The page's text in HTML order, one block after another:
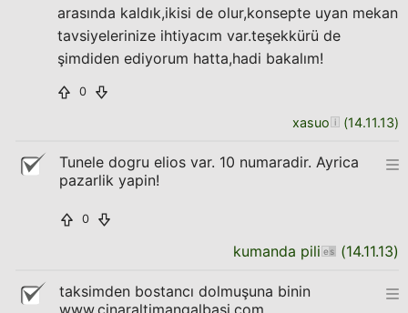
arasında kaldık,ikisi de olur,konsepte uyan mekan
tavsiyelerinize ihtiyacım var.teşekkürü de
şimdiden ediyorum hatta,hadi bakalım!
0
xasuo (14.11.13)
Tunele dogru elios var. 10 numaradir. Ayrica
pazarlik yapin!
0
kumanda pili (14.11.13)
taksimden bostancı dolmuşuna binin
www.cinaraltimangalbasi.com